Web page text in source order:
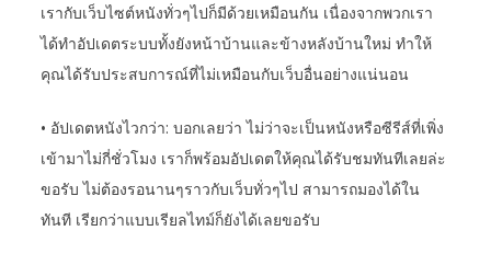
เรากับเว็บไซต์หนังทั่วๆไปก็มีด้วยเหมือนกัน เนื่องจากพวกเรา
ได้ทำอัปเดตระบบทั้งยังหน้าบ้านและข้างหลังบ้านใหม่ ทำให้
คุณได้รับประสบการณ์ที่ไม่เหมือนกับเว็บอื่นอย่างแน่นอน
• อัปเดตหนังไวกว่า: บอกเลยว่า ไม่ว่าจะเป็นหนังหรือซีรีส์ที่เพิ่ง
เข้ามาไม่กี่ชั่วโมง เราก็พร้อมอัปเดตให้คุณได้รับชมทันทีเลยล่ะ
ขอรับ ไม่ต้องรอนานๆราวกับเว็บทั่วๆไป สามารถมองได้ใน
ทันที เรียกว่าแบบเรียลไทม์ก็ยังได้เลยขอรับ